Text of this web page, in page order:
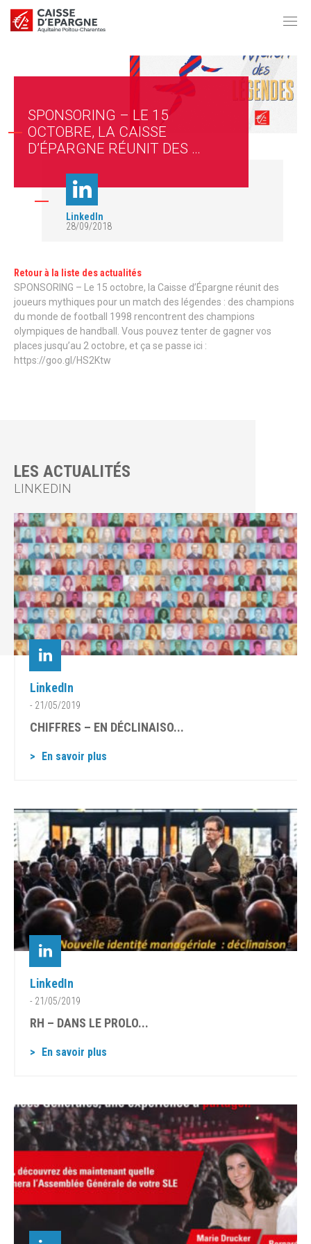
SPONSORING – LE 15
OCTOBRE, LA CAISSE
D’ÉPARGNE RÉUNIT DES …
LinkedIn
28/09/2018
Retour à la liste des actualités
SPONSORING – Le 15 octobre, la Caisse d’Épargne réunit des
joueurs mythiques pour un match des légendes : des champions
du monde de football 1998 rencontrent des champions
olympiques de handball. Vous pouvez tenter de gagner vos
places jusqu’au 2 octobre, et ça se passe ici :
https://goo.gl/HS2Ktw
LES ACTUALITÉS
LINKEDIN
LinkedIn
- 21/05/2019
CHIFFRES – EN DÉCLINAISO...
En savoir plus
LinkedIn
- 21/05/2019
RH – DANS LE PROLO...
En savoir plus